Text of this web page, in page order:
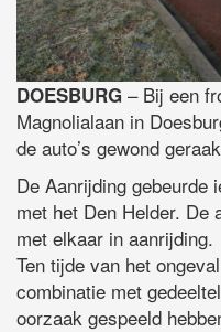
DOESBURG – Bij een
Magnolialaan in
de auto’s gewond
De Aanrijding gebeurde
met het Den Helder. De
met elkaar in aanrijding.
Ten tijde van het
combinatie met
oorzaak gespeeld